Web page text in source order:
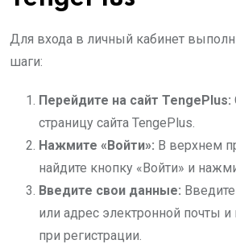
Для входа в личный кабинет
шаги:
Перейдите на сайт TengePlus:
страницу сайта TengePlus.
Нажмите «Войти»: В верхнем
найдите кнопку «Войти» и
Введите свои данные:
или адрес электронной почты и
при регистрации.